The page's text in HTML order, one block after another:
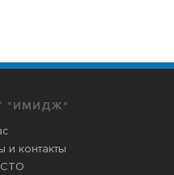
"ИМИДЖ"
и контакты
СТО